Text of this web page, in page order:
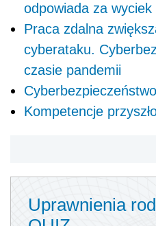
odpowiada za wyciek
Praca zdalna
cyberataku.
czasie pandemii
Kompetencje
Uprawnienia